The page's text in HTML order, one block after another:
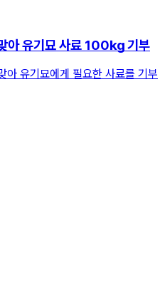
아 유기묘 사료 100㎏ 기부
아 유기묘에게 필요한 사료를 기부